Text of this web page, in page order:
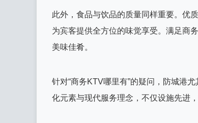
此外，食品与饮品的质量同样重要。优
为宾客提供全方位的味觉享受。满足商
美味佳肴。
针对“商务KTV哪里有”的疑问，防城港
化元素与现代服务理念，不仅设施先进